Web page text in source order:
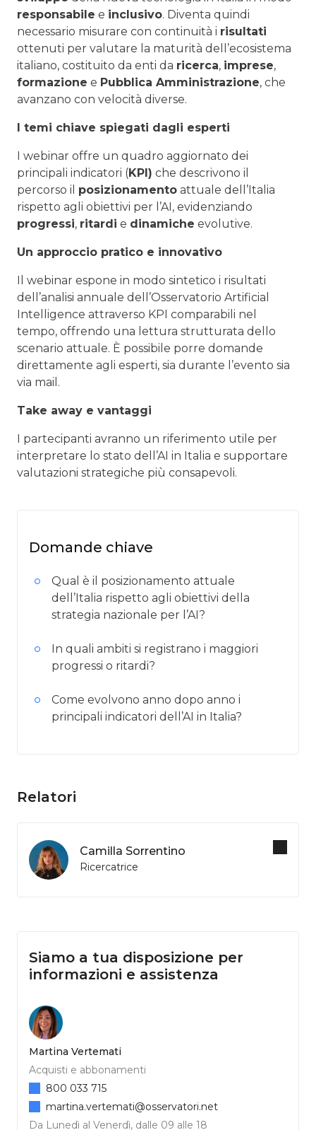
responsabile e inclusivo. Diventa quindi
necessario misurare con continuità i risultati
ottenuti per valutare la maturità dell’ecosistema
italiano, costituito da enti da ricerca, imprese,
formazione e Pubblica Amministrazione, che
avanzano con velocità diverse.
I temi chiave spiegati dagli esperti
I webinar offre un quadro aggiornato dei
principali indicatori (KPI) che descrivono il
percorso il posizionamento attuale dell’Italia
rispetto agli obiettivi per l’AI, evidenziando
progressi, ritardi e dinamiche evolutive.
Un approccio pratico e innovativo
Il webinar espone in modo sintetico i risultati
dell’analisi annuale dell’Osservatorio Artificial
Intelligence attraverso KPI comparabili nel
tempo, offrendo una lettura strutturata dello
scenario attuale. È possibile porre domande
direttamente agli esperti, sia durante l’evento sia
via mail.
Take away e vantaggi
I partecipanti avranno un riferimento utile per
interpretare lo stato dell’AI in Italia e supportare
valutazioni strategiche più consapevoli.
Domande chiave
Qual è il posizionamento attuale
dell’Italia rispetto agli obiettivi della
strategia nazionale per l’AI?
In quali ambiti si registrano i maggiori
progressi o ritardi?
Come evolvono anno dopo anno i
principali indicatori dell’AI in Italia?
Relatori
Camilla Sorrentino
Ricercatrice
Siamo a tua disposizione per
informazioni e assistenza
Martina Vertemati
Acquisti e abbonamenti
Da Lunedì al Venerdì, dalle 09 alle 18
800 033 715
martina.vertemati@osservatori.net